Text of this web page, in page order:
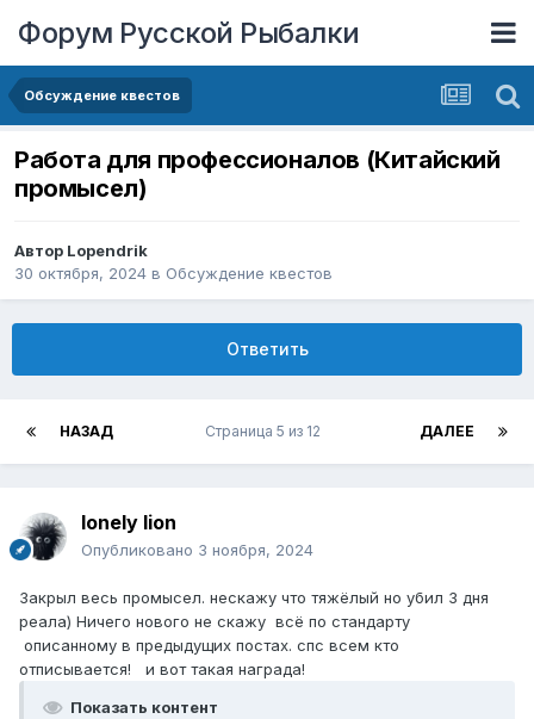
Форум Русской Рыбалки
Обсуждение квестов
Работа для профессионалов (Китайский
промысел)
Автор Lopendrik
30 октября, 2024 в Обсуждение квестов
Ответить
НАЗАД ДАЛЕЕ
Страница 5 из 12
lonely lion
Опубликовано 3 ноября, 2024
Закрыл весь промысел. нескажу что тяжёлый но убил 3 дня
реала) Ничего нового не скажу всё по стандарту
описанному в предыдущих постах. спс всем кто
отписывается! и вот такая награда!
Показать контент